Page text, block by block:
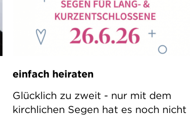
einfach heiraten
Glücklich zu zweit - nur mit dem
kirchlichen Segen hat es noch nicht